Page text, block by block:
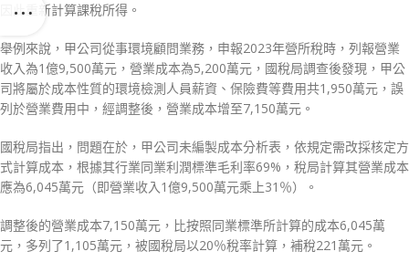
因此重新計算課稅所得。
舉例來說，甲公司從事環境顧問業務，申報2023年營所稅時，列報營業
收入為1億9,500萬元，營業成本為5,200萬元，國稅局調查後發現，甲公
司將屬於成本性質的環境檢測人員薪資、保險費等費用共1,950萬元，誤
列於營業費用中，經調整後，營業成本增至7,150萬元。
國稅局指出，問題在於，甲公司未編製成本分析表，依規定需改採核定方
式計算成本，根據其行業同業利潤標準毛利率69%，稅局計算其營業成本
應為6,045萬元（即營業收入1億9,500萬元乘上31％）。
調整後的營業成本7,150萬元，比按照同業標準所計算的成本6,045萬
元，多列了1,105萬元，被國稅局以20％稅率計算，補稅221萬元。